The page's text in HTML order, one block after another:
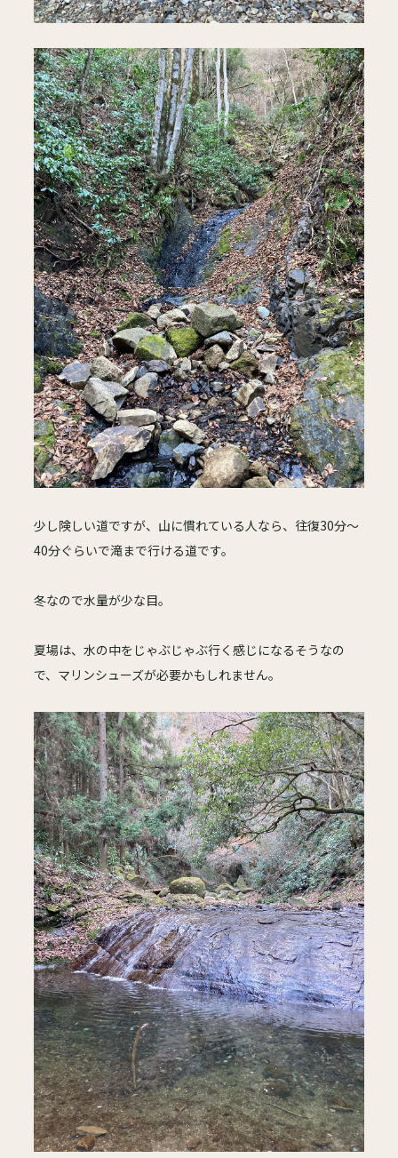
少し険しい道ですが、山に慣れている人なら、往復30分～
40分ぐらいで滝まで行ける道です。
冬なので水量が少な目。
夏場は、水の中をじゃぶじゃぶ行く感じになるそうなの
で、マリンシューズが必要かもしれません。